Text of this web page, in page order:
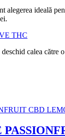
alegerea ideală
THC
calea către